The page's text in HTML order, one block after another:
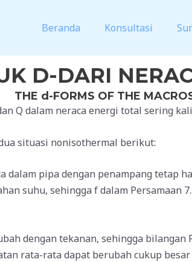
Beranda Konsultasi
D-DARI
THE d-FORMS OF THE
Q dalam neraca energi total sering
situasi nonisothermal berikut:
dalam pipa dengan penampang tetap
suhu, sehingga f dalam Persamaan
dengan tekanan, sehingga
rata-rata dapat berubah cukup